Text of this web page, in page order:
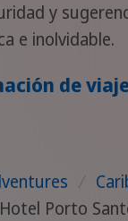
y
e inolvidable.
de
/
Hotel Porto